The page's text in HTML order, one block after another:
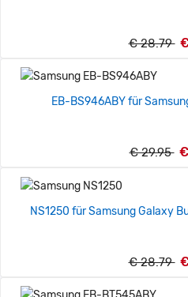
€ 28.79
EB-BS946ABY für
€ 29.95
NS1250 für Samsung Galaxy
€ 28.79